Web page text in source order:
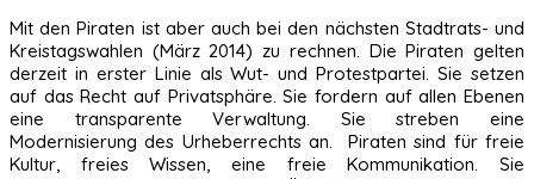
Mit den Piraten ist aber auch bei den nächsten Stadtrats- und
Kreistagswahlen (März 2014) zu rechnen. Die Piraten gelten
derzeit in erster Linie als Wut- und Protestpartei. Sie setzen
auf das Recht auf Privatsphäre. Sie fordern auf allen Ebenen
eine transparente Verwaltung. Sie streben eine
Modernisierung des Urheberrechts an. Piraten sind für freie
Kultur, freies Wissen, eine freie Kommunikation. Sie